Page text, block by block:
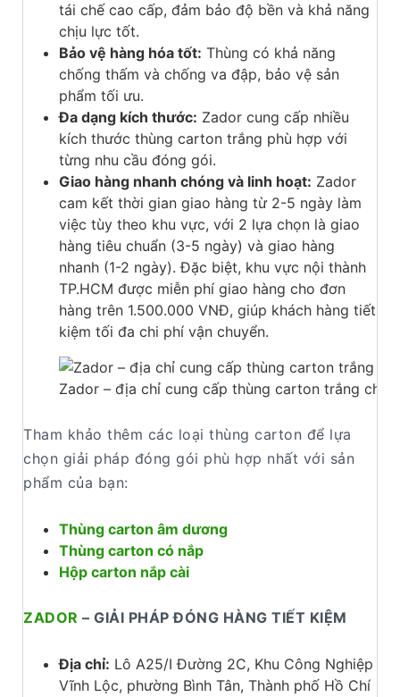
tái chế cao cấp, đảm bảo độ bền và khả năng
chịu lực tốt.
Bảo vệ hàng hóa tốt: Thùng có khả năng
chống thấm và chống va đập, bảo vệ sản
phẩm tối ưu.
Đa dạng kích thước: Zador cung cấp nhiều
kích thước thùng carton trắng phù hợp với
từng nhu cầu đóng gói.
Giao hàng nhanh chóng và linh hoạt: Zador
cam kết thời gian giao hàng từ 2-5 ngày làm
việc tùy theo khu vực, với 2 lựa chọn là giao
hàng tiêu chuẩn (3-5 ngày) và giao hàng
nhanh (1-2 ngày). Đặc biệt, khu vực nội thành
TP.HCM được miễn phí giao hàng cho đơn
hàng trên 1.500.000 VNĐ, giúp khách hàng tiết
kiệm tối đa chi phí vận chuyển.
Zador – địa chỉ cung cấp thùng carton trắng chất
Tham khảo thêm các loại thùng carton để lựa
chọn giải pháp đóng gói phù hợp nhất với sản
phẩm của bạn:
Thùng carton âm dương
Thùng carton có nắp
Hộp carton nắp cài
ZADOR – GIẢI PHÁP ĐÓNG HÀNG TIẾT KIỆM
Địa chỉ: Lô A25/I Đường 2C, Khu Công Nghiệp
Vĩnh Lộc, phường Bình Tân, Thành phố Hồ Chí